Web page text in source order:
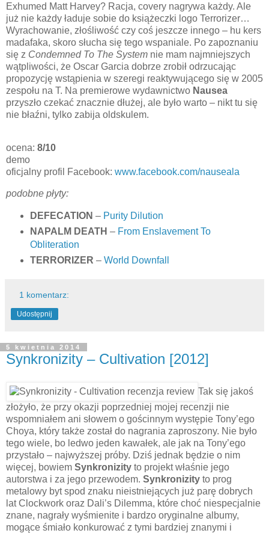
Exhumed Matt Harvey? Racja, covery nagrywa każdy. Ale
już nie każdy ładuje sobie do książeczki logo Terrorizer…
Wyrachowanie, złośliwość czy coś jeszcze innego – hu kers
madafaka, skoro słucha się tego wspaniale. Po zapoznaniu
się z Condemned To The System nie mam najmniejszych
wątpliwości, że Oscar Garcia dobrze zrobił odrzucając
propozycję wstąpienia w szeregi reaktywującego się w 2005
zespołu na T. Na premierowe wydawnictwo Nausea
przyszło czekać znacznie dłużej, ale było warto – nikt tu się
nie błaźni, tylko zabija oldskulem.
ocena: 8/10
demo
oficjalny profil Facebook: www.facebook.com/nauseala
podobne płyty:
DEFECATION – Purity Dilution
NAPALM DEATH – From Enslavement To
Obliteration
TERRORIZER – World Downfall
1 komentarz:
Udostępnij
5 kwietnia 2014
Synkronizity – Cultivation [2012]
Tak się jakoś
złożyło, że przy okazji poprzedniej mojej recenzji nie
wspomniałem ani słowem o gościnnym występie Tony’ego
Choya, który także został do nagrania zaproszony. Nie było
tego wiele, bo ledwo jeden kawałek, ale jak na Tony’ego
przystało – najwyższej próby. Dziś jednak będzie o nim
więcej, bowiem Synkronizity to projekt właśnie jego
autorstwa i za jego przewodem. Synkronizity to prog
metalowy byt spod znaku nieistniejących już parę dobrych
lat Clockwork oraz Dali’s Dilemma, które choć niespecjalnie
znane, nagrały wyśmienite i bardzo oryginalne albumy,
mogące śmiało konkurować z tymi bardziej znanymi i